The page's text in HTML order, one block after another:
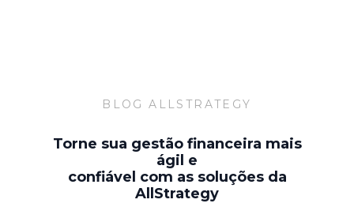
BLOG ALLSTRATEGY
Torne sua gestão financeira mais
ágil e
confiável com as soluções da
AllStrategy